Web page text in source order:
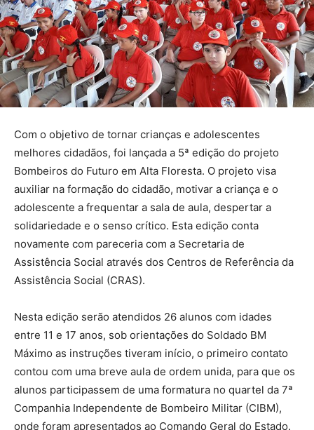
Com o objetivo de tornar crianças e adolescentes
melhores cidadãos, foi lançada a 5ª edição do projeto
Bombeiros do Futuro em Alta Floresta. O projeto visa
auxiliar na formação do cidadão, motivar a criança e o
adolescente a frequentar a sala de aula, despertar a
solidariedade e o senso crítico. Esta edição conta
novamente com pareceria com a Secretaria de
Assistência Social através dos Centros de Referência da
Assistência Social (CRAS).
Nesta edição serão atendidos 26 alunos com idades
entre 11 e 17 anos, sob orientações do Soldado BM
Máximo as instruções tiveram início, o primeiro contato
contou com uma breve aula de ordem unida, para que os
alunos participassem de uma formatura no quartel da 7ª
Companhia Independente de Bombeiro Militar (CIBM),
onde foram apresentados ao Comando Geral do Estado.